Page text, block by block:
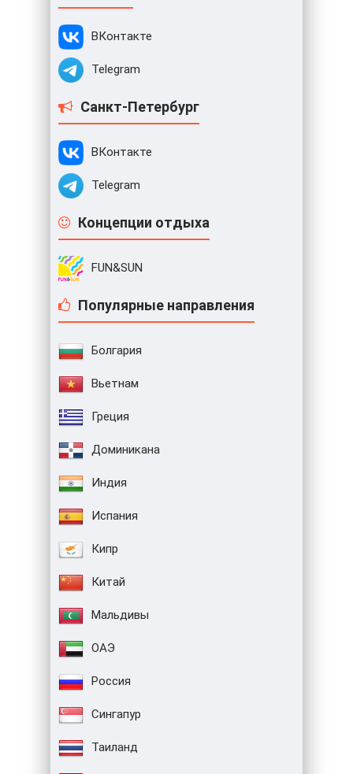
ВКонтакте
Telegram
Санкт-Петербург
ВКонтакте
Telegram
Концепции отдыха
FUN&SUN
Популярные направления
Болгария
Вьетнам
Греция
Доминикана
Индия
Испания
Кипр
Китай
Мальдивы
ОАЭ
Россия
Сингапур
Таиланд